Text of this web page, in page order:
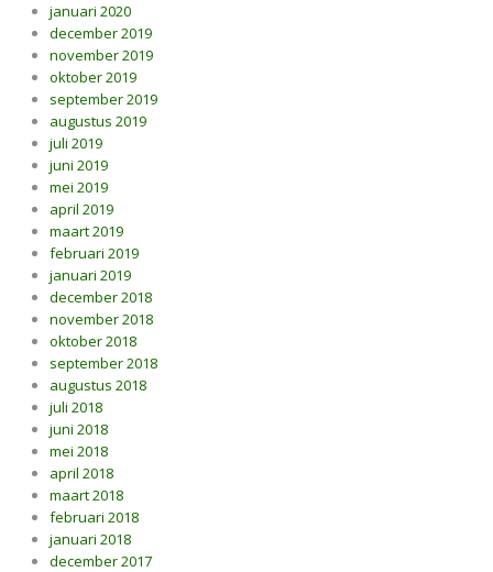
januari 2020
december 2019
november 2019
oktober 2019
september 2019
augustus 2019
juli 2019
juni 2019
mei 2019
april 2019
maart 2019
februari 2019
januari 2019
december 2018
november 2018
oktober 2018
september 2018
augustus 2018
juli 2018
juni 2018
mei 2018
april 2018
maart 2018
februari 2018
januari 2018
december 2017